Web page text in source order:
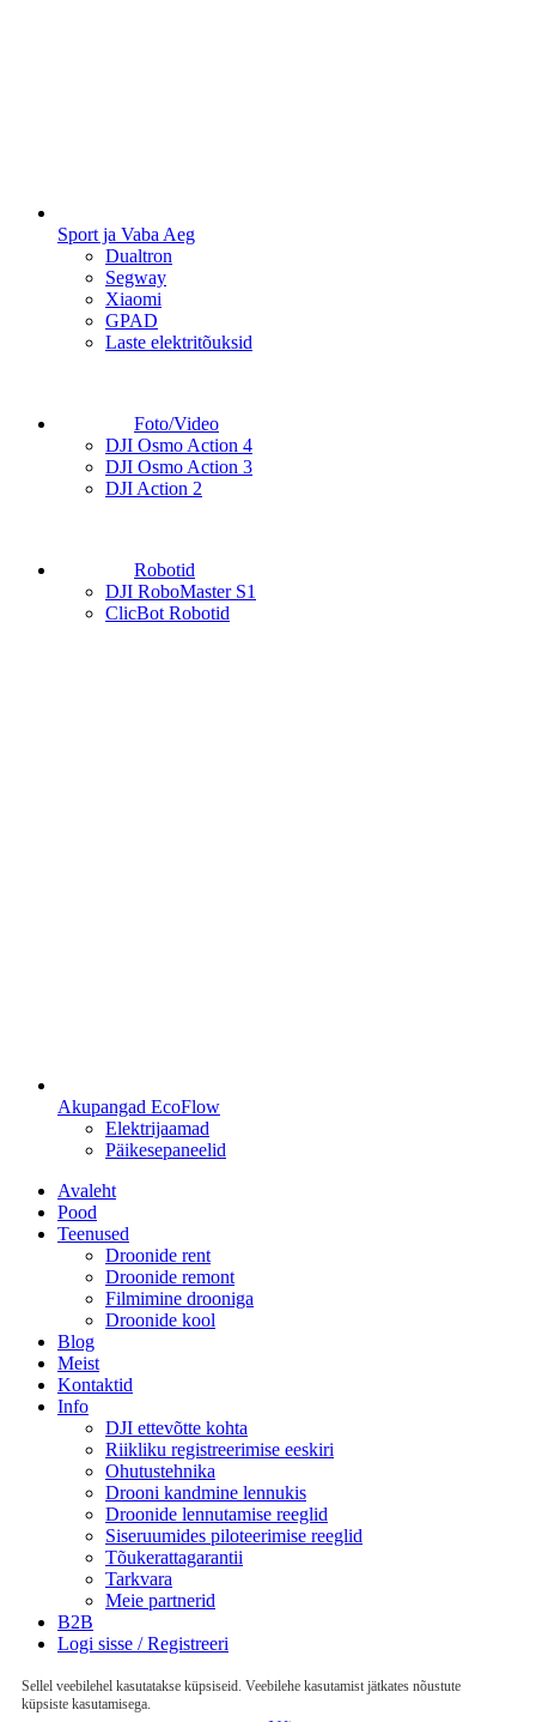
Sport ja Vaba Aeg
Dualtron
Segway
Xiaomi
GPAD
Laste elektritõuksid
Foto/Video
DJI Osmo Action 4
DJI Osmo Action 3
DJI Action 2
Robotid
DJI RoboMaster S1
ClicBot Robotid
Akupangad EcoFlow
Elektrijaamad
Päikesepaneelid
Avaleht
Pood
Teenused
Droonide rent
Droonide remont
Filmimine drooniga
Droonide kool
Blog
Meist
Kontaktid
Info
DJI ettevõtte kohta
Riikliku registreerimise eeskiri
Ohutustehnika
Drooni kandmine lennukis
Droonide lennutamise reeglid
Siseruumides piloteerimise reeglid
Tõukerattagarantii
Tarkvara
Meie partnerid
B2B
Logi sisse / Registreeri
Sellel veebilehel kasutatakse küpsiseid. Veebilehe kasutamist jätkates nõustute
küpsiste kasutamisega.